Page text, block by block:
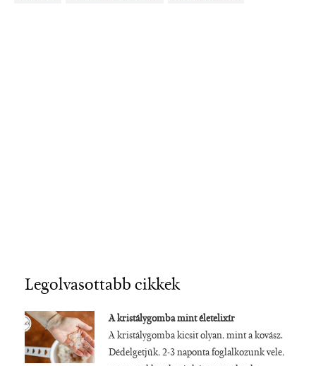
Legolvasottabb cikkek
A kristálygomba mint életelixír
A kristálygomba kicsit olyan, mint a kovász.
Dédelgetjük, 2-3 naponta foglalkozunk vele,